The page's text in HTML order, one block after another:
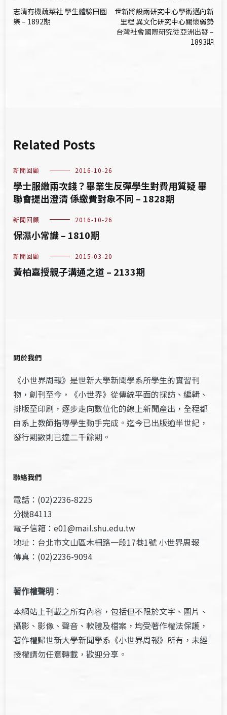
章
志清有機蔬菜社 學生體驗田園
樂 – 1892期
世新將設兩研究中心學術邁向新
里程 異文化研究中心關懷弱勢
台灣社會國際研究從亞洲出發 –
1893期
Related Posts
新聞回顧 2016-10-26
學士服繳兩次錢？畢業生反彈學生對費用質疑 畢
聯會提出澄清 係繳費對象不同 – 1828期
新聞回顧 2016-10-26
保濕小常識 – 1810期
新聞回顧 2015-03-20
黃柏嘉授親子溝通之道 – 2133期
關於我們
《小世界周報》是世新大學新聞學系所學生的實習刊
物，創刊至今，《小世界》從傳統平面的採訪、編輯、
排版至印刷，逐步走向數位化的線上新聞產出，全程都
由系上教師指導學生動手完成。迄今已出版逾半世紀，
發行期數則已達二千餘期。
聯絡我們
電話：(02)2236-8225
分機84113
電子信箱：e01@mail.shu.edu.tw
地址：台北市文山區木柵路一段17巷1號 小世界周報
傳真：(02)2236-9094
著作權聲明 ：
本網站上刊載之所有內容，包括但不限於文字、圖片、
攝影、影像、聲音、軟體及檔案，均受著作權法保護，
著作權歸世新大學新聞學系《小世界周報》所有，未經
授權請勿任意轉載，歡迎分享。